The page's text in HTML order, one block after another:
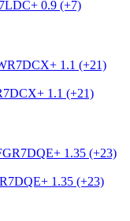
0.9 (+7)
1.1 (+21)
1.35 (+23)